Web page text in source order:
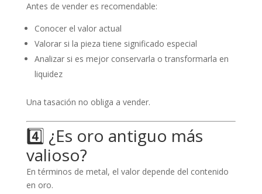
Antes de vender es recomendable:
Conocer el valor actual
Valorar si la pieza tiene significado especial
Analizar si es mejor conservarla o transformarla en
liquidez
Una tasación no obliga a vender.
4️⃣ ¿Es oro antiguo más
valioso?
En términos de metal, el valor depende del contenido
en oro.